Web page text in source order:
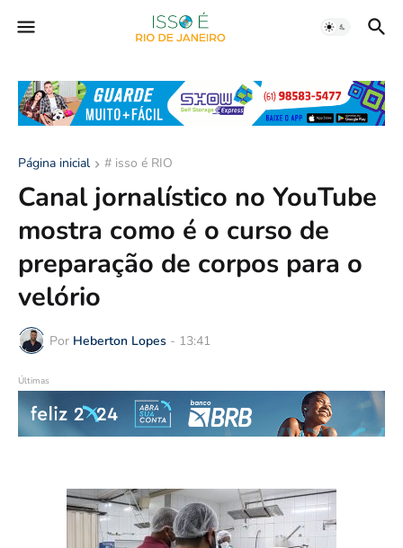
Página inicial # isso é RIO
Canal jornalístico no YouTube
mostra como é o curso de
preparação de corpos para o
velório
Por Heberton Lopes - 13:41
Últimas